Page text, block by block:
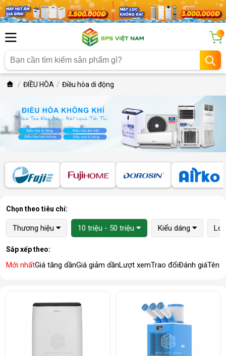
...
ĐIỀU HÒA Điều hòa di động
Chọn theo tiêu chí:
Thương hiệu 10 triệu - 50 triệu Kiểu dáng
Sắp xếp theo:
Mới nhấtGiá tăng dầnGiá giảm dầnLượt xemTrao đổiĐánh giáTên